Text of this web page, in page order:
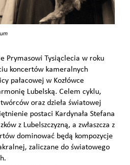
Prymasowi Tysiąclecia w roku
koncertów kameralnych
pałacowej w Kozłówce
Lubelską. Celem cyklu,
oraz dzieła światowej
postaci Kardynała Stefana
z Lubelszczyzną, a zwłaszcza z
dominować będą kompozycje
zaliczane do światowego